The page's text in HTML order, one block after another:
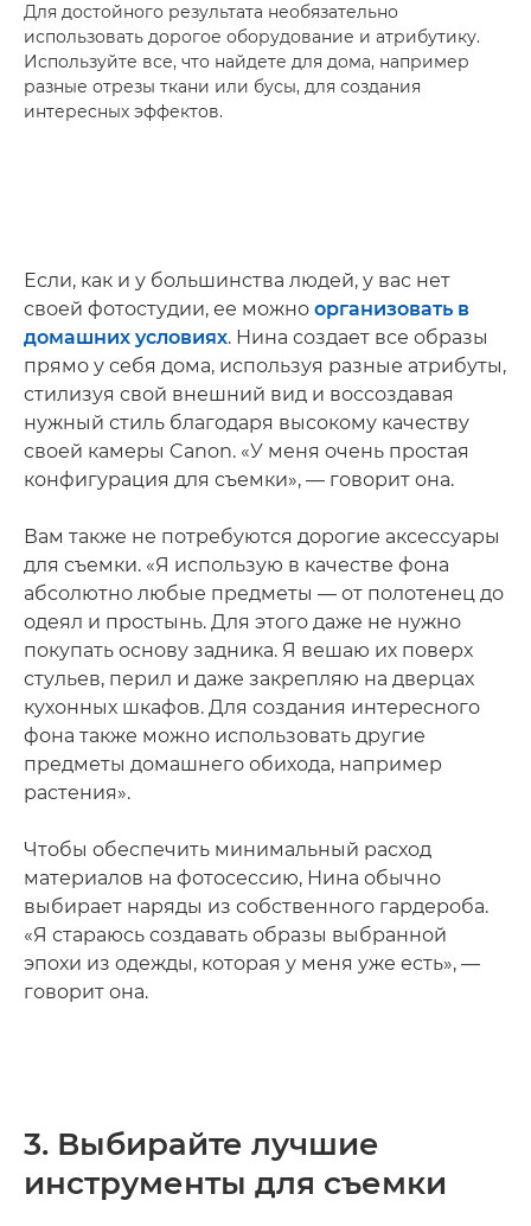
Для достойного результата необязательно
использовать дорогое оборудование и атрибутику.
Используйте все, что найдете для дома, например
разные отрезы ткани или бусы, для создания
интересных эффектов.
Если, как и у большинства людей, у вас нет
своей фотостудии, ее можно организовать в
домашних условиях. Нина создает все образы
прямо у себя дома, используя разные атрибуты,
стилизуя свой внешний вид и воссоздавая
нужный стиль благодаря высокому качеству
своей камеры Canon. «У меня очень простая
конфигурация для съемки», — говорит она.
Вам также не потребуются дорогие аксессуары
для съемки. «Я использую в качестве фона
абсолютно любые предметы — от полотенец до
одеял и простынь. Для этого даже не нужно
покупать основу задника. Я вешаю их поверх
стульев, перил и даже закрепляю на дверцах
кухонных шкафов. Для создания интересного
фона также можно использовать другие
предметы домашнего обихода, например
растения».
Чтобы обеспечить минимальный расход
материалов на фотосессию, Нина обычно
выбирает наряды из собственного гардероба.
«Я стараюсь создавать образы выбранной
эпохи из одежды, которая у меня уже есть», —
говорит она.
3. Выбирайте лучшие
инструменты для съемки